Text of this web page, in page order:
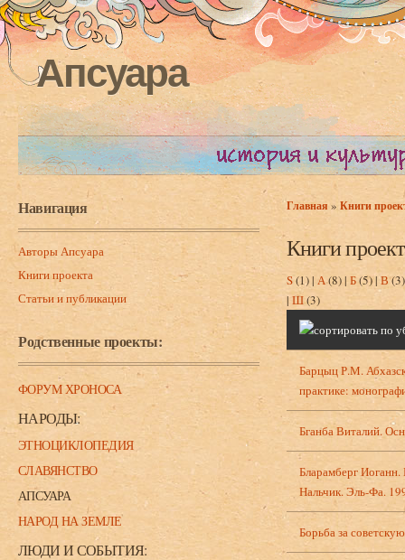
Апсуара
Навигация
Авторы Апсуара
Книги проекта
Статьи и публикации
Родственные проекты:
ФОРУМ ХРОНОСА
НАРОДЫ:
ЭТНОЦИКЛОПЕДИЯ
СЛАВЯНСТВО
АПСУАРА
НАРОД НА ЗЕМЛЕ
ЛЮДИ И СОБЫТИЯ:
Вы здесь
Главная » Книги
Книги
S(1)| А(8)| Б(5)| В
|Ш(3)
Барцыц Р.М.
практике:
Бганба Виталий.
Бларамберг Иоганн.
Нальчик. Эль-Фа.
Борьба за